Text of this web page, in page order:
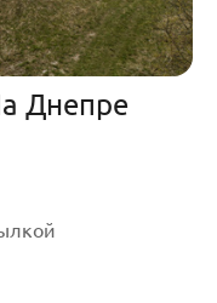
Днепре